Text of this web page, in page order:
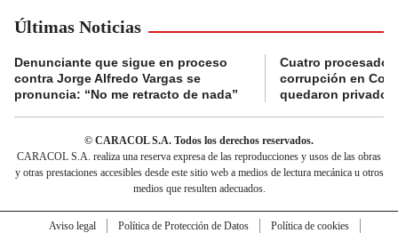
Últimas Noticias
Denunciante que sigue en proceso
contra Jorge Alfredo Vargas se
pronuncia: “No me retracto de nada”
Cuatro
corrupción en
quedaron
© CARACOL S.A. Todos los derechos reservados.
CARACOL S.A. realiza una reserva expresa de las reproducciones y usos de las obras
y otras prestaciones accesibles desde este sitio web a medios de lectura mecánica u otros
medios que resulten adecuados.
Aviso legal Política de Protección de Datos
Política de cookies